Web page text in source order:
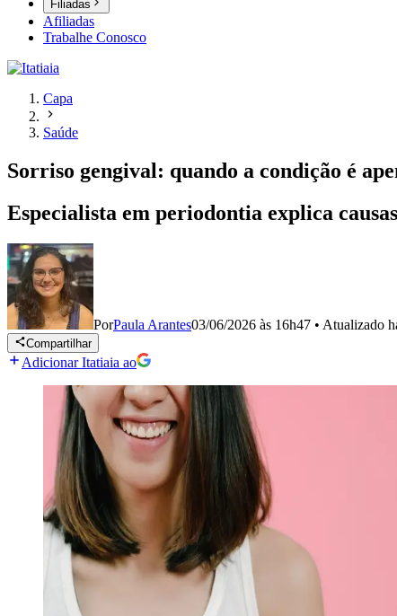
Filiadas
Afiliadas
Trabalhe Conosco
Capa
Saúde
Sorriso gengival: quando a condição é
Especialista em periodontia explica
PorPaula Arantes03/06/2026 às 16h47 • Atualizado
Compartilhar
Adicionar Itatiaia ao